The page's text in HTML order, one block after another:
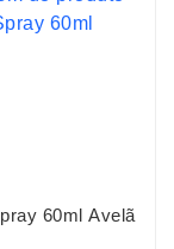
60ml Avelã